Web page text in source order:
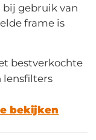
gebruik van
frame is
bestverkochte
lensfilters
bekijken